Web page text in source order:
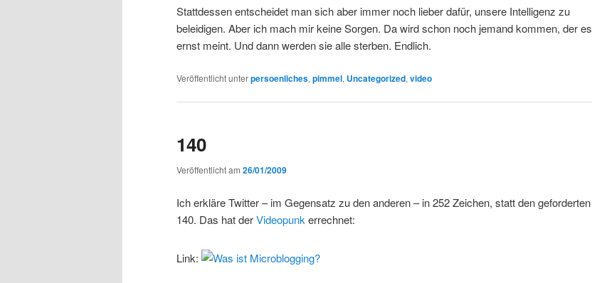
Stattdessen entscheidet man sich aber immer noch lieber dafür, unsere Intelligenz zu
beleidigen. Aber ich mach mir keine Sorgen. Da wird schon noch jemand kommen, der es
ernst meint. Und dann werden sie alle sterben. Endlich.
Veröffentlicht unterpersoenliches, pimmel, Uncategorized, video
140
Veröffentlicht am 26/01/2009
Ich erkläre Twitter – im Gegensatz zu den anderen – in 252 Zeichen, statt den geforderten
140. Das hat derVideopunk errechnet:
Link: